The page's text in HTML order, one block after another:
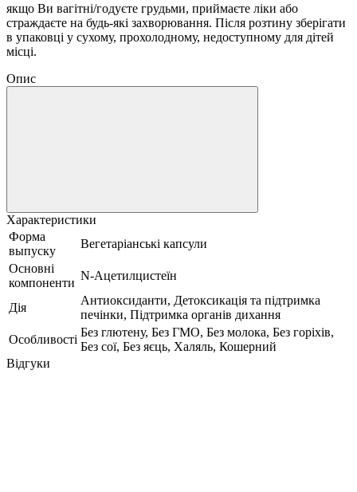
якщо Ви вагітні/годуєте грудьми, приймаєте ліки або
страждаєте на будь-які захворювання. Після розтину зберігати
в упаковці у сухому, прохолодному, недоступному для дітей
місці.
Опис
Характеристики
Форма
выпуску
Вегетаріанські капсули
Основні
компоненти
N-Ацетилцистеїн
Дія
Антиоксиданти, Детоксикація та підтримка
печінки, Підтримка органів дихання
Особливості
Без глютену, Без ГМО, Без молока, Без горіхів,
Без сої, Без яєць, Халяль, Кошерний
Відгуки